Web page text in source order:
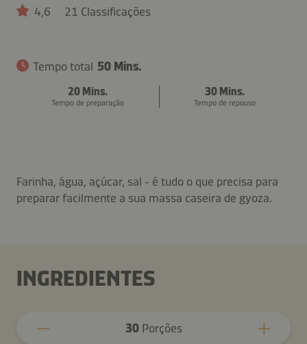
4,6 21 Classificações
Tempo total 50 Mins.
20 Mins.
Tempo de preparação
30 Mins.
Tempo de repouso
Farinha, água, açúcar, sal - é tudo o que precisa para
preparar facilmente a sua massa caseira de gyoza.
INGREDIENTES
30Porções